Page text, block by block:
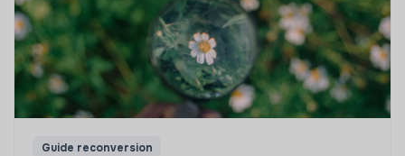
Guide reconversion